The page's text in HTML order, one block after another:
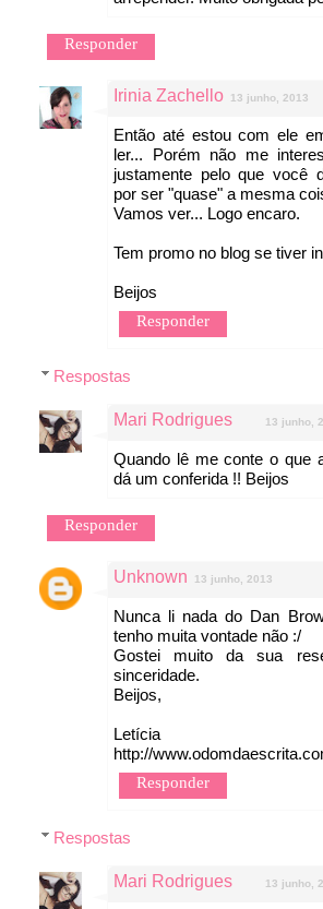
Responder
Irinia Zachello 13 junho, 2013
Então até estou com ele
ler... Porém não me
justamente pelo que você
por ser "quase" a mesma
Vamos ver... Logo encaro.
Tem promo no blog se tiver
Beijos
Responder
Respostas
Mari Rodrigues 13 junho,
Quando lê me conte o que
dá um conferida !! Beijos
Responder
Unknown 13 junho, 2013
Nunca li nada do Dan
tenho muita vontade não :/
Gostei muito da sua
sinceridade.
Beijos,
Letícia
http://
Responder
Respostas
Mari Rodrigues 13 junho,